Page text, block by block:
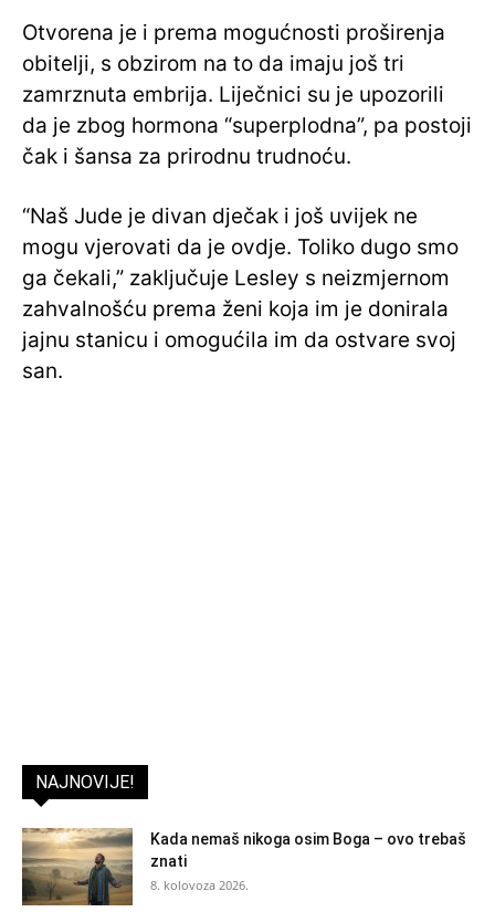
Otvorena je i prema mogućnosti proširenja
obitelji, s obzirom na to da imaju još tri
zamrznuta embrija. Liječnici su je upozorili
da je zbog hormona “superplodna”, pa postoji
čak i šansa za prirodnu trudnoću.
“Naš Jude je divan dječak i još uvijek ne
mogu vjerovati da je ovdje. Toliko dugo smo
ga čekali,” zaključuje Lesley s neizmjernom
zahvalnošću prema ženi koja im je donirala
jajnu stanicu i omogućila im da ostvare svoj
san.
NAJNOVIJE!
Kada nemaš nikoga osim Boga – ovo trebaš
znati
8. kolovoza 2026.